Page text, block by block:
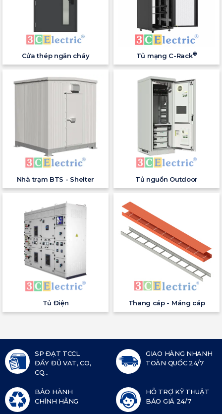
Cửa thép ngăn cháy Tủ mạng C-Rack®
Nhà trạm BTS - Shelter Tủ nguồn Outdoor
Tủ Điện Thang cáp - Máng cáp
SP ĐẠT TCCL
ĐẦY ĐỦ VAT, CO,
CQ...
GIAO HÀNG NHANH
TOÀN QUỐC 24/7
BẢO HÀNH
CHÍNH HÃNG
HỖ TRỢ KỸ THUẬT
BÁO GIÁ 24/7